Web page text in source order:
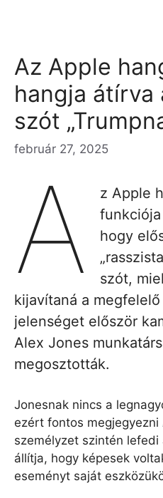
Az Apple
hangja átírva
szót
február 27, 2025
A
z Apple
hogy
szót,
kijavítaná a
jelenséget először
Alex Jones
megosztották.
Jonesnak nincs a
ezért fontos megjegyezni
személyzet szintén
állítja, hogy képesek
eseményt saját